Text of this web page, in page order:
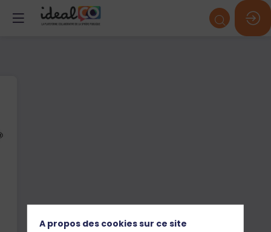
A propos des cookies sur ce site